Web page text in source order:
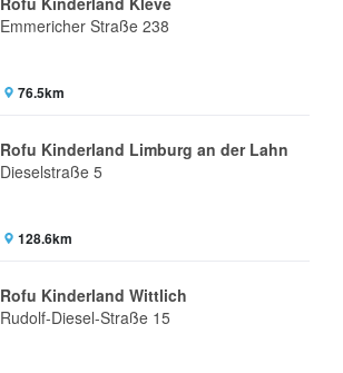
Emmericher Straße 238
76.5km
Rofu Kinderland Limburg an der Lahn
Dieselstraße 5
128.6km
Rofu Kinderland Wittlich
Rudolf-Diesel-Straße 15